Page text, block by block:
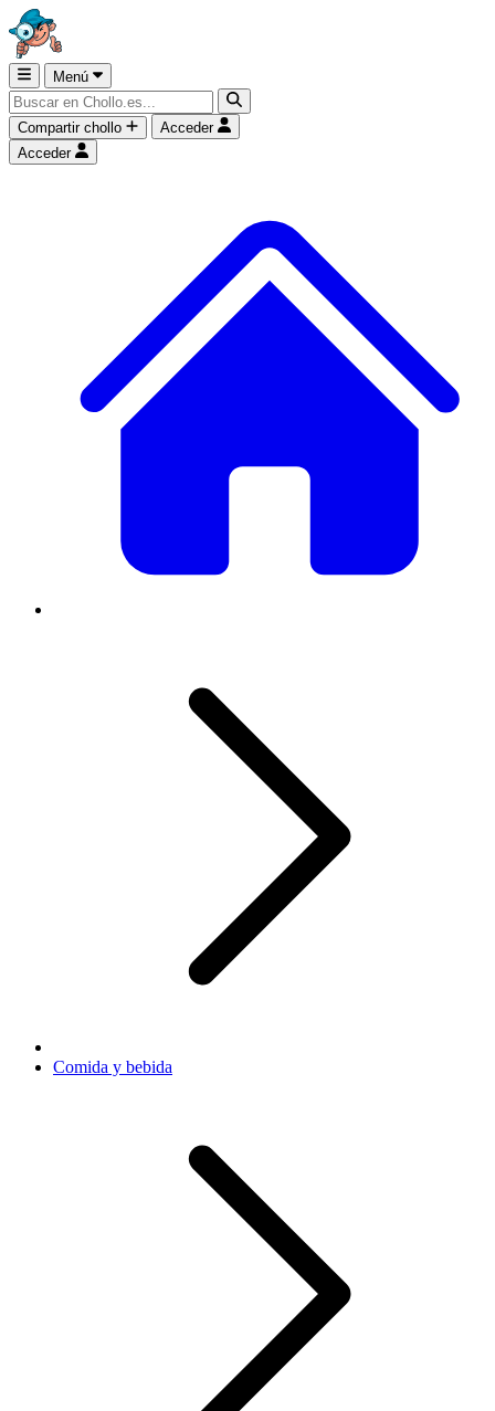
Menú
Compartir chollo
Acceder
Acceder
Comida y bebida